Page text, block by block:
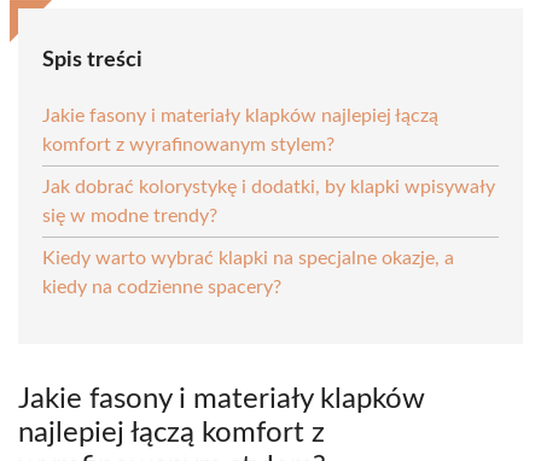
Spis treści
Jakie fasony i materiały klapków najlepiej łączą
komfort z wyrafinowanym stylem?
Jak dobrać kolorystykę i dodatki, by klapki wpisywały
się w modne trendy?
Kiedy warto wybrać klapki na specjalne okazje, a
kiedy na codzienne spacery?
Jakie fasony i materiały klapków
najlepiej łączą komfort z